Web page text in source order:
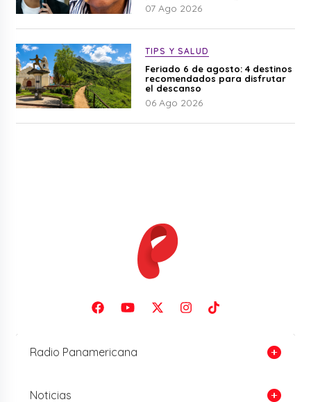
07 Ago 2026
TIPS Y SALUD
Feriado 6 de agosto: 4 destinos
recomendados para disfrutar
el descanso
06 Ago 2026
Radio Panamericana
Noticias